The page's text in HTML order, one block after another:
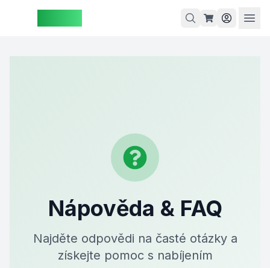
Nápověda & FAQ
Najděte odpovědi na časté otázky a
získejte pomoc s nabíjením